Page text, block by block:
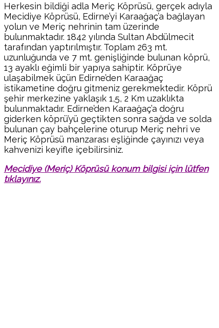
Herkesin bildiği adla Meriç Köprüsü, gerçek adıyla
Mecidiye Köprüsü, Edirne’yi Karaağaç’a bağlayan
yolun ve Meriç nehrinin tam üzerinde
bulunmaktadır. 1842 yılında Sultan Abdülmecit
tarafından yaptırılmıştır. Toplam 263 mt.
uzunluğunda ve 7 mt. genişliğinde bulunan köprü,
13 ayaklı eğimli bir yapıya sahiptir. Köprüye
ulaşabilmek üçün Edirne’den Karaağaç
istikametine doğru gitmeniz gerekmektedir. Köprü
şehir merkezine yaklaşık 1,5, 2 Km uzaklıkta
bulunmaktadır. Edirne’den Karaağaç’a doğru
giderken köprü’yü geçtikten sonra sağda ve solda
bulunan çay bahçelerine oturup Meriç nehri ve
Meriç Köprüsü manzarası eşliğinde çayınızı veya
kahvenizi keyifle içebilirsiniz.
Mecidiye (Meriç) Köprüsü konum bilgisi için lütfen
tıklayınız.